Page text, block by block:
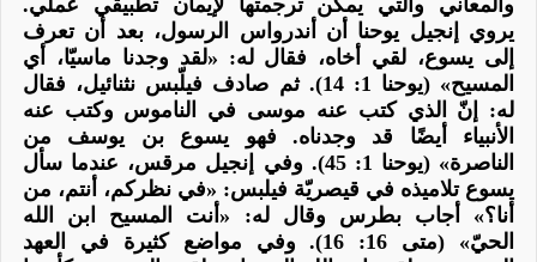
يروي إنجيل يوحنا أن أندرواس الرسول، بعد أن تعرف
إلى يسوع، لقي أخاه، فقال له: «لقد وجدنا ماسيّا، أي
المسيح» (يوحنا 1: 14). ثم صادف فيلّبس نثنائيل، فقال
له: إنّ الذي كتب عنه موسى في الناموس وكتب عنه
الأنبياء أيضًا قد وجدناه. فهو يسوع بن يوسف من
الناصرة» (يوحنا 1: 45). وفي إنجيل مرقس، عندما سأل
يسوع تلاميذه في قيصريّة فيلبس: «في نظركم، أنتم، من
أنا؟» أجاب بطرس وقال له: «أنت المسيح ابن الله
الحيّ» (متى 16: 16). وفي مواضع كثيرة في العهد